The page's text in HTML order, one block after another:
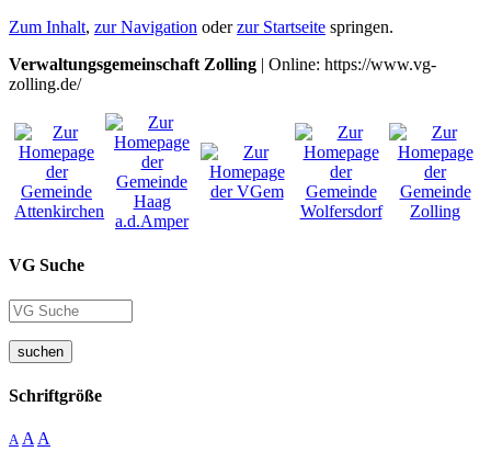
Zum Inhalt, zur Navigation oderzur Startseite springen.
Verwaltungsgemeinschaft Zolling | Online: https://www.vg-
zolling.de/
VG Suche
suchen
Schriftgröße
A A A